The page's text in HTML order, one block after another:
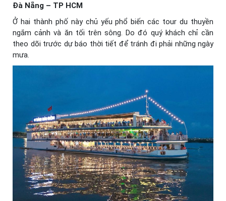
Đà Nẵng – TP HCM
Ở hai thành phố này chủ yếu phổ biến các tour du thuyền
ngắm cảnh và ăn tối trên sông. Do đó quý khách chỉ cần
theo dõi trước dự báo thời tiết để tránh đi phải những ngày
mưa.